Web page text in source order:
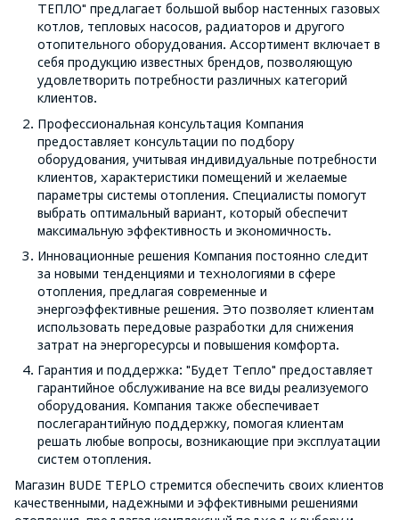
ТЕПЛО" предлагает большой выбор настенных газовых
котлов, тепловых насосов, радиаторов и другого
отопительного оборудования. Ассортимент включает в
себя продукцию известных брендов, позволяющую
удовлетворить потребности различных категорий
клиентов.
Профессиональная консультация Компания
предоставляет консультации по подбору
оборудования, учитывая индивидуальные потребности
клиентов, характеристики помещений и желаемые
параметры системы отопления. Специалисты помогут
выбрать оптимальный вариант, который обеспечит
максимальную эффективность и экономичность.
Инновационные решения Компания постоянно следит
за новыми тенденциями и технологиями в сфере
отопления, предлагая современные и
энергоэффективные решения. Это позволяет клиентам
использовать передовые разработки для снижения
затрат на энергоресурсы и повышения комфорта.
Гарантия и поддержка: "Будет Тепло" предоставляет
гарантийное обслуживание на все виды реализуемого
оборудования. Компания также обеспечивает
послегарантийную поддержку, помогая клиентам
решать любые вопросы, возникающие при эксплуатации
систем отопления.
Магазин BUDE TEPLO стремится обеспечить своих клиентов
качественными, надежными и эффективными решениями